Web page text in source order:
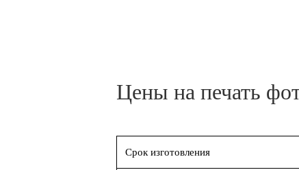
Цены на печать
Срок изготовления